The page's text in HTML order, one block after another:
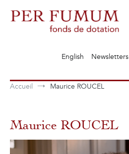
contenu
English
Newsletters
Accueil Maurice ROUCEL
Maurice ROUCEL